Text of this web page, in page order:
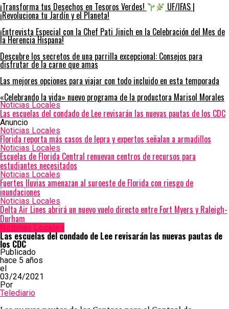
¡Transforma tus Desechos en Tesoros Verdes!
UF/IFAS |
¡Revoluciona tu Jardín y el Planeta!
¡Entrevista Especial con la Chef Pati Jinich en la Celebración del Mes de
la Herencia Hispana!
Descubre los secretos de una parrilla excepcional: Consejos para
disfrutar de la carne que amas
Las mejores opciones para viajar con todo incluido en esta temporada
«Celebrando la vida» nuevo programa de la productora Marisol Morales
Noticias Locales
Las escuelas del condado de Lee revisarán las nuevas pautas de los CDC
Anuncio
Noticias Locales
Florida reporta más casos de lepra y expertos señalan a armadillos
Noticias Locales
Escuelas de Florida Central renuevan centros de recursos para
estudiantes necesitados
Noticias Locales
Fuertes lluvias amenazan al suroeste de Florida con riesgo de
inundaciones
Noticias Locales
Delta Air Lines abrirá un nuevo vuelo directo entre Fort Myers y Raleigh-
Durham
Noticias Locales
Las escuelas del condado de Lee revisarán las nuevas pautas de
los CDC
Publicado
hace 5 años
el
03/24/2021
Por
Telediario